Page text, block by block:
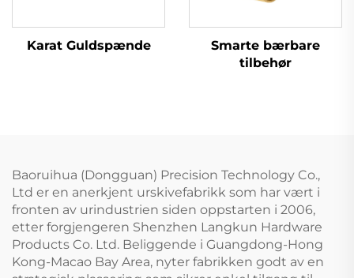
Karat Guldspænde
Smarte bærbare
tilbehør
Baoruihua (Dongguan) Precision Technology Co.,
Ltd er en anerkjent urskivefabrikk som har vært i
fronten av urindustrien siden oppstarten i 2006,
etter forgjengeren Shenzhen Langkun Hardware
Products Co. Ltd. Beliggende i Guangdong-Hong
Kong-Macao Bay Area, nyter fabrikken godt av en